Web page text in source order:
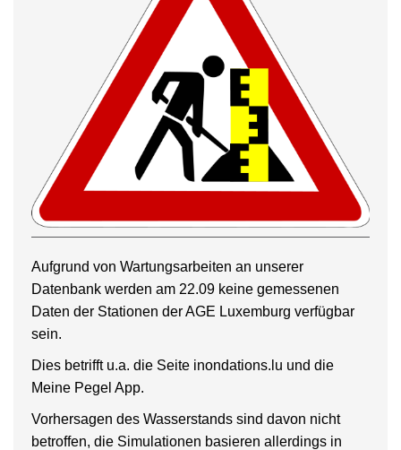
Aufgrund von Wartungsarbeiten an unserer
Datenbank werden am 22.09 keine gemessenen
Daten der Stationen der AGE Luxemburg verfügbar
sein.
Dies betrifft u.a. die Seite inondations.lu und die
Meine Pegel App.
Vorhersagen des Wasserstands sind davon nicht
betroffen, die Simulationen basieren allerdings in